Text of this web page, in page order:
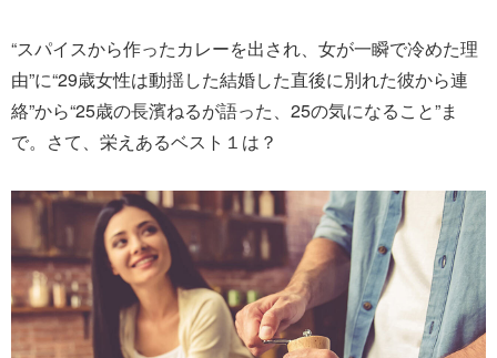
“スパイスから作ったカレーを出され、女が一瞬で冷めた理
由”に“29歳女性は動揺した結婚した直後に別れた彼から連
絡”から“25歳の長濱ねるが語った、25の気になること”ま
で。さて、栄えあるベスト１は？